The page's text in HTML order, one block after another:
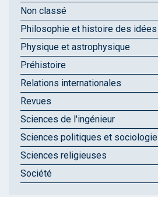
Non classé
Philosophie et histoire des idées
Physique et astrophysique
Préhistoire
Relations internationales
Revues
Sciences de l'ingénieur
Sciences politiques et sociologie
Sciences religieuses
Société